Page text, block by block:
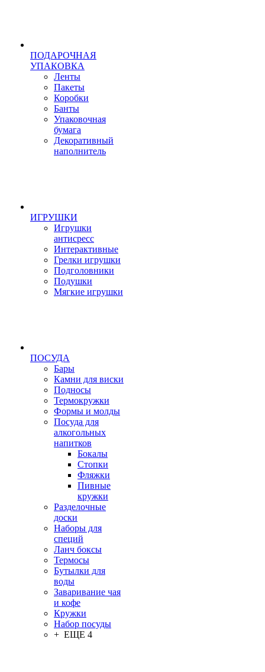
ПОДАРОЧНАЯ
УПАКОВКА
Ленты
Пакеты
Коробки
Банты
Упаковочная
бумага
Декоративный
наполнитель
ИГРУШКИ
Игрушки
антисресс
Интерактивные
Грелки игрушки
Подголовники
Подушки
Мягкие игрушки
ПОСУДА
Бары
Камни для виски
Подносы
Термокружки
Формы и молды
Посуда для
алкогольных
напитков
Бокалы
Стопки
Фляжки
Пивные
кружки
Разделочные
доски
Наборы для
специй
Ланч боксы
Термосы
Бутылки для
воды
Заваривание чая
и кофе
Кружки
Набор посуды
+ ЕЩЕ 4